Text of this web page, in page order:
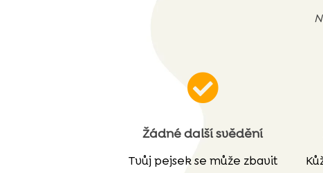

Žádné další svědění
Tvůj pejsek se může zbavit